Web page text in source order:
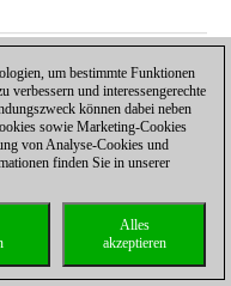
um bestimmte Funktionen
verbessern und interessengerechte
können dabei neben
sowie Marketing-Cookies
von Analyse-Cookies und
finden Sie in unserer
Alles
akzeptieren